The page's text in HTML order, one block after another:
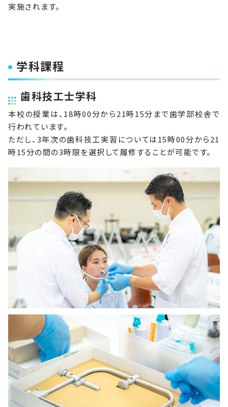
実施されます。
学科課程
歯科技工士学科
本校の授業は、18時00分から21時15分まで歯学部校舎で
行われています。
ただし、3年次の歯科技工実習については15時00分から21
時15分の間の3時限を選択して履修することが可能です。